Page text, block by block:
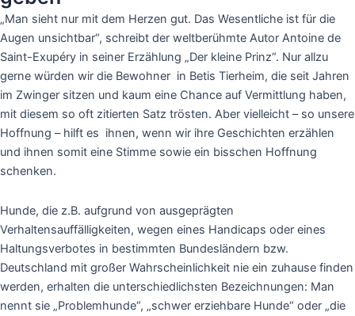
„Man sieht nur mit dem Herzen gut. Das Wesentliche ist für die
Augen unsichtbar“, schreibt der weltberühmte Autor Antoine de
Saint-Exupéry in seiner Erzählung „Der kleine Prinz“. Nur allzu
gerne würden wir die Bewohner in Betis Tierheim, die seit Jahren
im Zwinger sitzen und kaum eine Chance auf Vermittlung haben,
mit diesem so oft zitierten Satz trösten. Aber vielleicht – so unsere
Hoffnung – hilft es ihnen, wenn wir ihre Geschichten erzählen
und ihnen somit eine Stimme sowie ein bisschen Hoffnung
schenken.
Hunde, die z.B. aufgrund von ausgeprägten
Verhaltensauffälligkeiten, wegen eines Handicaps oder eines
Haltungsverbotes in bestimmten Bundesländern bzw.
Deutschland mit großer Wahrscheinlichkeit nie ein zuhause finden
werden, erhalten die unterschiedlichsten Bezeichnungen: Man
nennt sie „Problemhunde“, „schwer erziehbare Hunde“ oder „die